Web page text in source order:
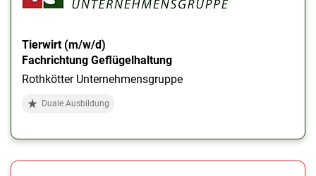
Tierwirt (m/w/d)
Fachrichtung Geflügelhaltung
Rothkötter Unternehmensgruppe
Duale Ausbildung